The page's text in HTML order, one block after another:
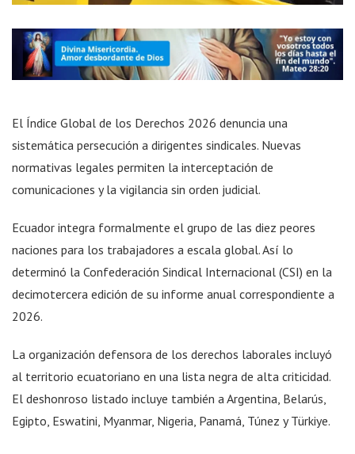
El Índice Global de los Derechos 2026 denuncia una
sistemática persecución a dirigentes sindicales. Nuevas
normativas legales permiten la interceptación de
comunicaciones y la vigilancia sin orden judicial.
Ecuador integra formalmente el grupo de las diez peores
naciones para los trabajadores a escala global. Así lo
determinó la Confederación Sindical Internacional (CSI) en la
decimotercera edición de su informe anual correspondiente a
2026.
La organización defensora de los derechos laborales incluyó
al territorio ecuatoriano en una lista negra de alta criticidad.
El deshonroso listado incluye también a Argentina, Belarús,
Egipto, Eswatini, Myanmar, Nigeria, Panamá, Túnez y Türkiye.